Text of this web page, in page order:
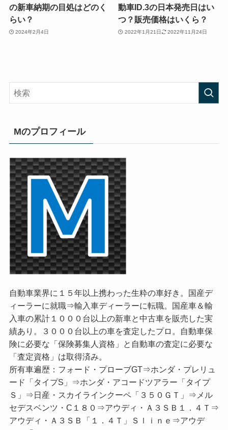
の新車納期の目処はどのく
らい？
2024年2月4日
動車ID.3の日本発売日はい
つ？販売価格はいくら？
2022年1月21日 2022年11月24日
Mのプロフィール
自動車業界に１５年以上携わった生粋の車好き。国産デ
ィーラーに就職⇒輸入車ディーラーに転職。国産車＆輸
入車の累計１０００台以上の新車と中古車を販売した実
績あり。３０００台以上の車を査定したプロ。自動車保
険に必要な「保険募集人資格」と自動車の査定に必要な
「査定資格」は取得済み。
所有車遍歴：フォード・プローブGT⇒ホンダ・プレリュ
ード「タイプS」⇒ホンダ・アコードツアラー「タイプ
Ｓ」⇒日産・スカイラインクーペ「３５０ＧＴ」⇒メル
セデスベンツ・C１８０⇒アウディ・Ａ３ＳＢ１．４Ｔ⇒
アウディ・Ａ３ＳＢ「１．４Ｔ」Ｓｌｉｎｅ⇒アウデ